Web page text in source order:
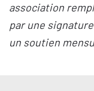
association
par une
un soutien